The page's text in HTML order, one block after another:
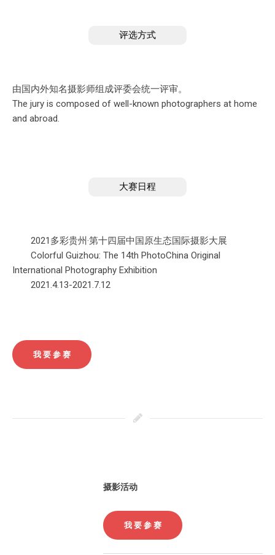
评选方式
由国内外知名摄影师组成评委会统一评审。
The jury is composed of well-known photographers at home
and abroad.
大赛日程
2021 多彩贵州·第十四届中国原生态国际摄影大展
Colorful Guizhou: The 14th PhotoChina Original
International Photography Exhibition
2021.4.13-2021.7.12
我 要 参 赛
摄影活动
我 要 参 赛